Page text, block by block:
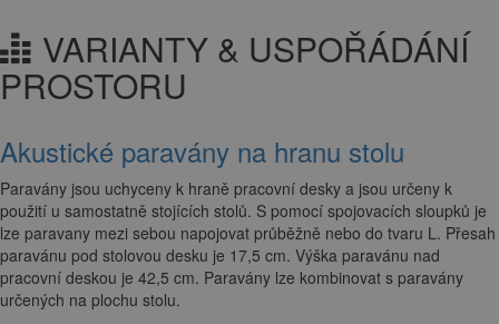
VARIANTY & USPOŘÁDÁNÍ
PROSTORU
Akustické paravány na hranu stolu
Paravány jsou uchyceny k hraně pracovní desky a jsou určeny k
použití u samostatně stojících stolů. S pomocí spojovacích sloupků je
lze paravany mezi sebou napojovat průběžně nebo do tvaru L. Přesah
paravánu pod stolovou desku je 17,5 cm. Výška paravánu nad
pracovní deskou je 42,5 cm. Paravány lze kombinovat s paravány
určených na plochu stolu.